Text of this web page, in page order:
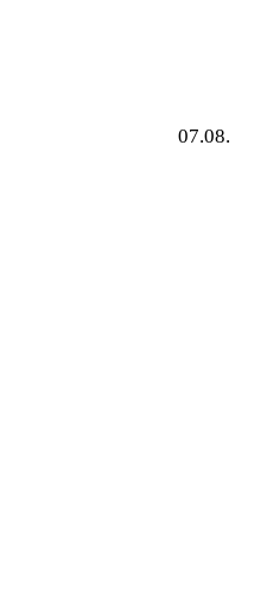
07.08.